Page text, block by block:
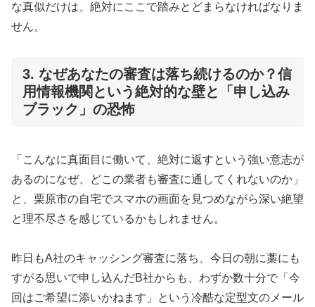
な真似だけは、絶対にここで踏みとどまらなければなりま
せん。
3. なぜあなたの審査は落ち続けるのか？信
用情報機関という絶対的な壁と「申し込み
ブラック」の恐怖
「こんなに真面目に働いて、絶対に返すという強い意志が
あるのになぜ、どこの業者も審査に通してくれないのか」
と、栗原市の自宅でスマホの画面を見つめながら深い絶望
と理不尽さを感じているかもしれません。
昨日もA社のキャッシング審査に落ち、今日の朝に藁にも
すがる思いで申し込んだB社からも、わずか数十分で「今
回はご希望に添いかねます」という冷酷な定型文のメール